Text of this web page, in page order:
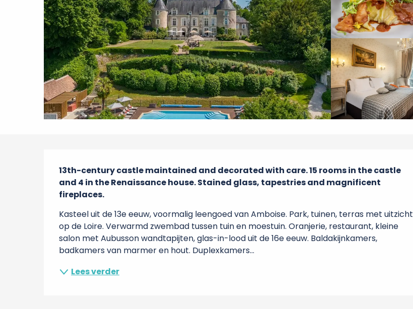
Beschrijving
13th-century castle maintained and decorated with care. 15 rooms in the castle
and 4 in the Renaissance house. Stained glass, tapestries and magnificent
fireplaces.
Kasteel uit de 13e eeuw, voormalig leengoed van Amboise. Park, tuinen, terras met uitzicht
op de Loire. Verwarmd zwembad tussen tuin en moestuin. Oranjerie, restaurant, kleine
salon met Aubusson wandtapijten, glas-in-lood uit de 16e eeuw. Baldakijnkamers,
badkamers van marmer en hout. Duplexkamers...
Lees verder